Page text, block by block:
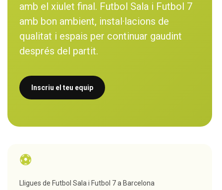
amb el xiulet final. Futbol Sala i Futbol 7
amb bon ambient, instal·lacions de
qualitat i espais per continuar gaudint
després del partit.
Inscriu el teu equip
⚽
Lligues de Futbol Sala i Futbol 7 a Barcelona